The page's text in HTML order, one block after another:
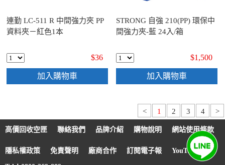
連勤 LC-511 R 中間強力夾 PP
資料夾－紅色1本
$36
加入購物車
STRONG 自強 210(PP) 環保中
間強力夾-藍 24入/箱
$1,500
加入購物車
< 1 2 3 4 >
高價回收空匣 聯絡我們 品牌介紹 購物說明 網站使用條款
隱私權政策 免責聲明 廠商合作 訂閱電子報 YouTube